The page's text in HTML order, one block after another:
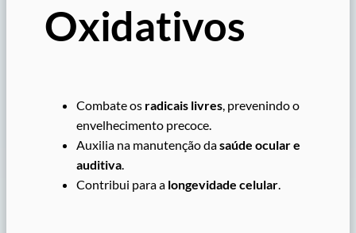
Oxidativos
Combate os radicais livres, prevenindo o
envelhecimento precoce.
Auxilia na manutenção dasaúde ocular e
auditiva.
Contribui para a longevidade celular.